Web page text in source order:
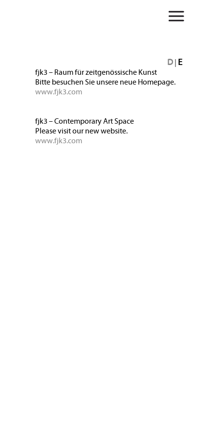
D| E
fjk3 – Raum für zeitgenössische Kunst
Bitte besuchen Sie unsere neue Homepage.
www.fjk3.com
fjk3 – Contemporary Art Space
Please visit our new website.
www.fjk3.com